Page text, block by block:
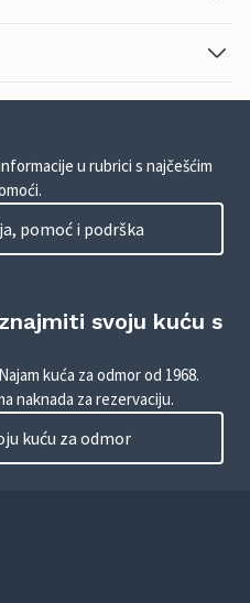
u rubrici s najčešćim
pomoć i podrška
svoju kuću s
kuća za odmor od 1968.
naknada za rezervaciju.
kuću za odmor